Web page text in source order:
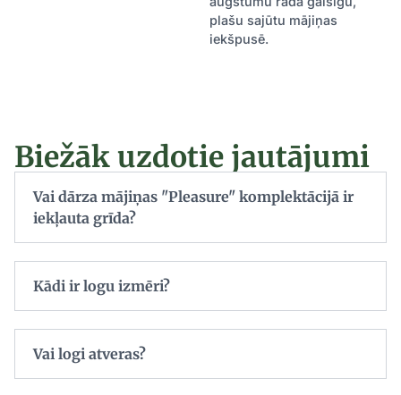
plašu sajūtu mājiņas
iekšpusē.
Biežāk uzdotie jautājumi
Vai dārza mājiņas "Pleasure" komplektācijā ir
iekļauta grīda?
Kādi ir logu izmēri?
Vai logi atveras?